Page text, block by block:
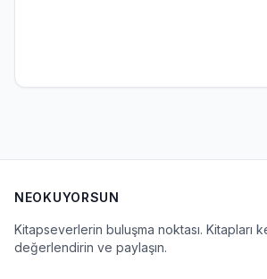
NEOKUYORSUN
Kitapseverlerin buluşma noktası. Kitapları
değerlendirin ve paylaşın.